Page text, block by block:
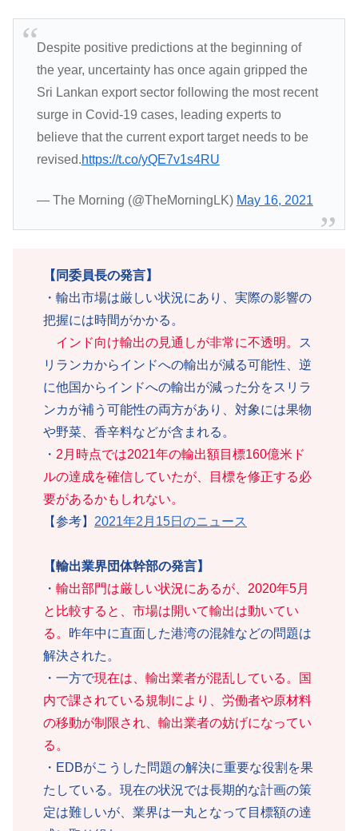
Despite positive predictions at the beginning of
the year, uncertainty has once again gripped the
Sri Lankan export sector following the most recent
surge in Covid-19 cases, leading experts to
believe that the current export target needs to be
revised.https://t.co/yQE7v1s4RU
— The Morning (@TheMorningLK) May 16, 2021
【同委員長の発言】
・輸出市場は厳しい状況にあり、実際の影響の
把握には時間がかかる。
インド向け輸出の見通しが非常に不透明。
ス
リランカからインドへの輸出が減る可能性、逆
に他国からインドへの輸出が減った分をスリラ
ンカが補う可能性の両方があり、対象には果物
や野菜、香辛料などが含まれる。
・ 2月時点では2021年の輸出額目標160億米ド
ルの達成を確信していたが、目標を修正する必
要があるかもしれない。
【参考】 2021年2月15日のニュース
【輸出業界団体幹部の発言】
・ 輸出部門は厳しい状況にあるが、2020年5月
と比較すると、市場は開いて輸出は動いてい
る。 昨年中に直面した港湾の混雑などの問題は
解決された。
・一方で現在は、輸出業者が混乱している。国
内で課されている規制により、労働者や原材料
の移動が制限され、輸出業者の妨げになってい
る。
・EDBがこうした問題の解決に重要な役割を果
たしている。現在の状況では長期的な計画の策
定は難しいが、業界は一丸となって目標額の達